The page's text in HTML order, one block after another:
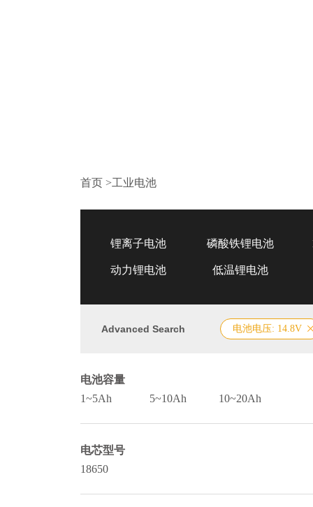
首页 >工业电池
锂离子电池 磷酸铁锂电池
动力锂电池 低温锂电池
Advanced Search 电池电压: 14.8V
电池容量
1~5Ah
5~10Ah 10~20Ah
电芯型号
18650